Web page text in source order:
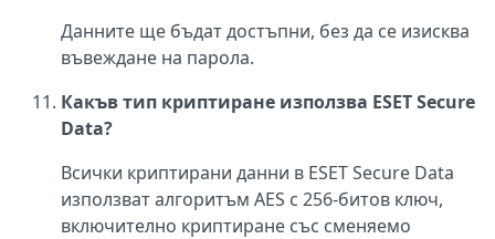
Данните ще бъдат достъпни, без да се изисква
въвеждане на парола.
Какъв тип криптиране използва ESET Secure
Data?
Всички криптирани данни в ESET Secure Data
използват алгоритъм AES с 256-битов ключ,
включително криптиране със сменяемо